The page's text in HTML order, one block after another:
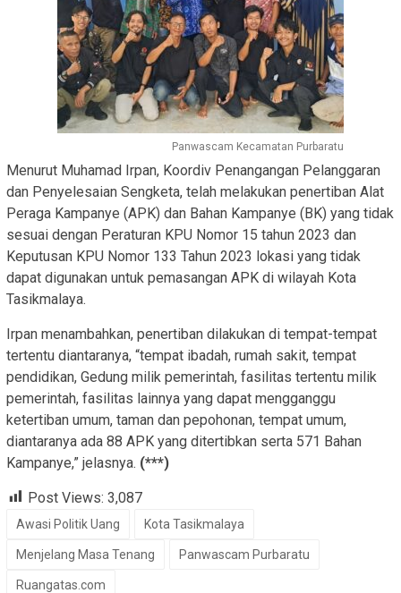
Panwascam Kecamatan Purbaratu
Menurut Muhamad Irpan, Koordiv Penangangan Pelanggaran
dan Penyelesaian Sengketa, telah melakukan penertiban Alat
Peraga Kampanye (APK) dan Bahan Kampanye (BK) yang tidak
sesuai dengan Peraturan KPU Nomor 15 tahun 2023 dan
Keputusan KPU Nomor 133 Tahun 2023 lokasi yang tidak
dapat digunakan untuk pemasangan APK di wilayah Kota
Tasikmalaya.
Irpan menambahkan, penertiban dilakukan di tempat-tempat
tertentu diantaranya, “tempat ibadah, rumah sakit, tempat
pendidikan, Gedung milik pemerintah, fasilitas tertentu milik
pemerintah, fasilitas lainnya yang dapat mengganggu
ketertiban umum, taman dan pepohonan, tempat umum,
diantaranya ada 88 APK yang ditertibkan serta 571 Bahan
Kampanye,” jelasnya. (***)
Post Views: 3,087
Awasi Politik Uang Kota Tasikmalaya
Menjelang Masa Tenang Panwascam Purbaratu
Ruangatas.com